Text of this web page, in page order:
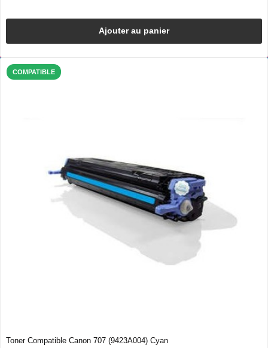
Ajouter au panier
COMPATIBLE
Toner Compatible Canon 707 (9423A004) Cyan